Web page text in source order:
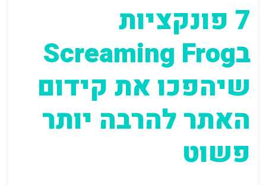
7 פונקציות
בScreaming Frog
שיהפכו את קידום
האתר להרבה יותר
פשוט